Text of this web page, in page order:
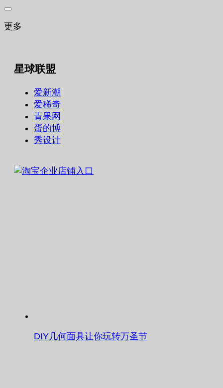
更多
星球联盟
爱新潮
爱稀奇
青果网
蛋的博
秀设计
DIY几何面具让你玩转万圣节